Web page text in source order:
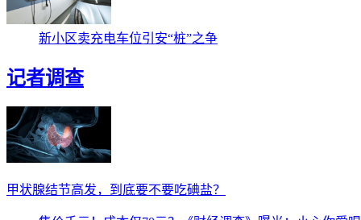
新小区卖充电车位引安“桩”之争
记者调查
甲状腺结节高发，到底要不要吃碘盐？